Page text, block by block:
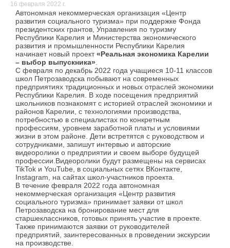
16 февраля 2022 г.
Автономная некоммерческая организация «Центр
развития социального туризма» при поддержке Фонда
президентских грантов, Управления по туризму
Республики Карелия и Министерства экономического
развития и промышленности Республики Карелия
начинает новый проект«Реальная экономика Карелии
– выбор выпускника».
С февраля по декабрь 2022 года учащиеся 10-11 классов
школ Петрозаводска побывают на современных
предприятиях традиционных и новых отраслей экономики
Республики Карелия. В ходе посещения предприятий
школьников познакомят с историей отраслей экономики и
районов Карелии, с технологиями производства,
потребностью в специалистах по конкретным
профессиям, уровнем заработной платы и условиями
жизни в этом районе. Дети встретятся с руководством и
сотрудниками, запишут интервью и авторские
видеоролики о предприятии и своем выборе будущей
профессии.Видеоролики будут размещены на сервисах
TikTok и YouTube, в социальных сетях ВКонтакте,
Instagram, на сайтах школ-участников проекта.
В течение февраля 2022 года автономная
некоммерческая организация «Центр развития
социального туризма» принимает заявки от школ
Петрозаводска на бронирование мест для
старшеклассников, готовых принять участие в проекте.
Также принимаются заявки от руководителей
предприятий, заинтересованных в проведении экскурсии
на производстве.